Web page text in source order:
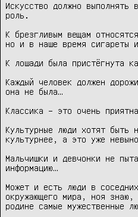
Искусство должно выполнять
роль.
К брезгливым вещам
но и в наше время сигареты и
К лошади была пристёгнута
Каждый человек должен
она не была…
Классика – это очень
Культурные люди хотят быть
культурнее, а это уже
Мальчишки и девчонки не
информацию…
Может и есть люди в
окружающего мира, ноя
родине самые мужественные